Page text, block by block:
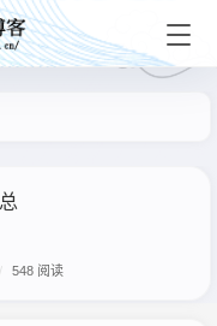
548 阅读